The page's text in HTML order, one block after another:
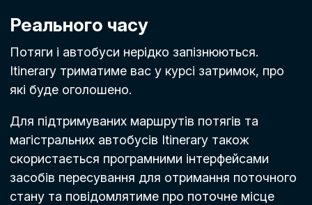
Реального часу
Потяги і автобуси нерідко запізнюються.
Itinerary триматиме вас у курсі затримок, про
які буде оголошено.
Для підтримуваних маршрутів потягів та
магістральних автобусів Itinerary також
скористається програмними інтерфейсами
засобів пересування для отримання поточного
стану та повідомлятиме про поточне місце